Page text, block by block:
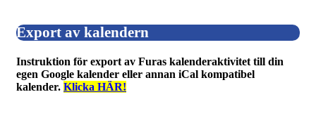
Export av kalendern
Instruktion för export av Furas kalenderaktivitet till din
egen Google kalender eller annan iCal kompatibel
kalender. Klicka HÄR!